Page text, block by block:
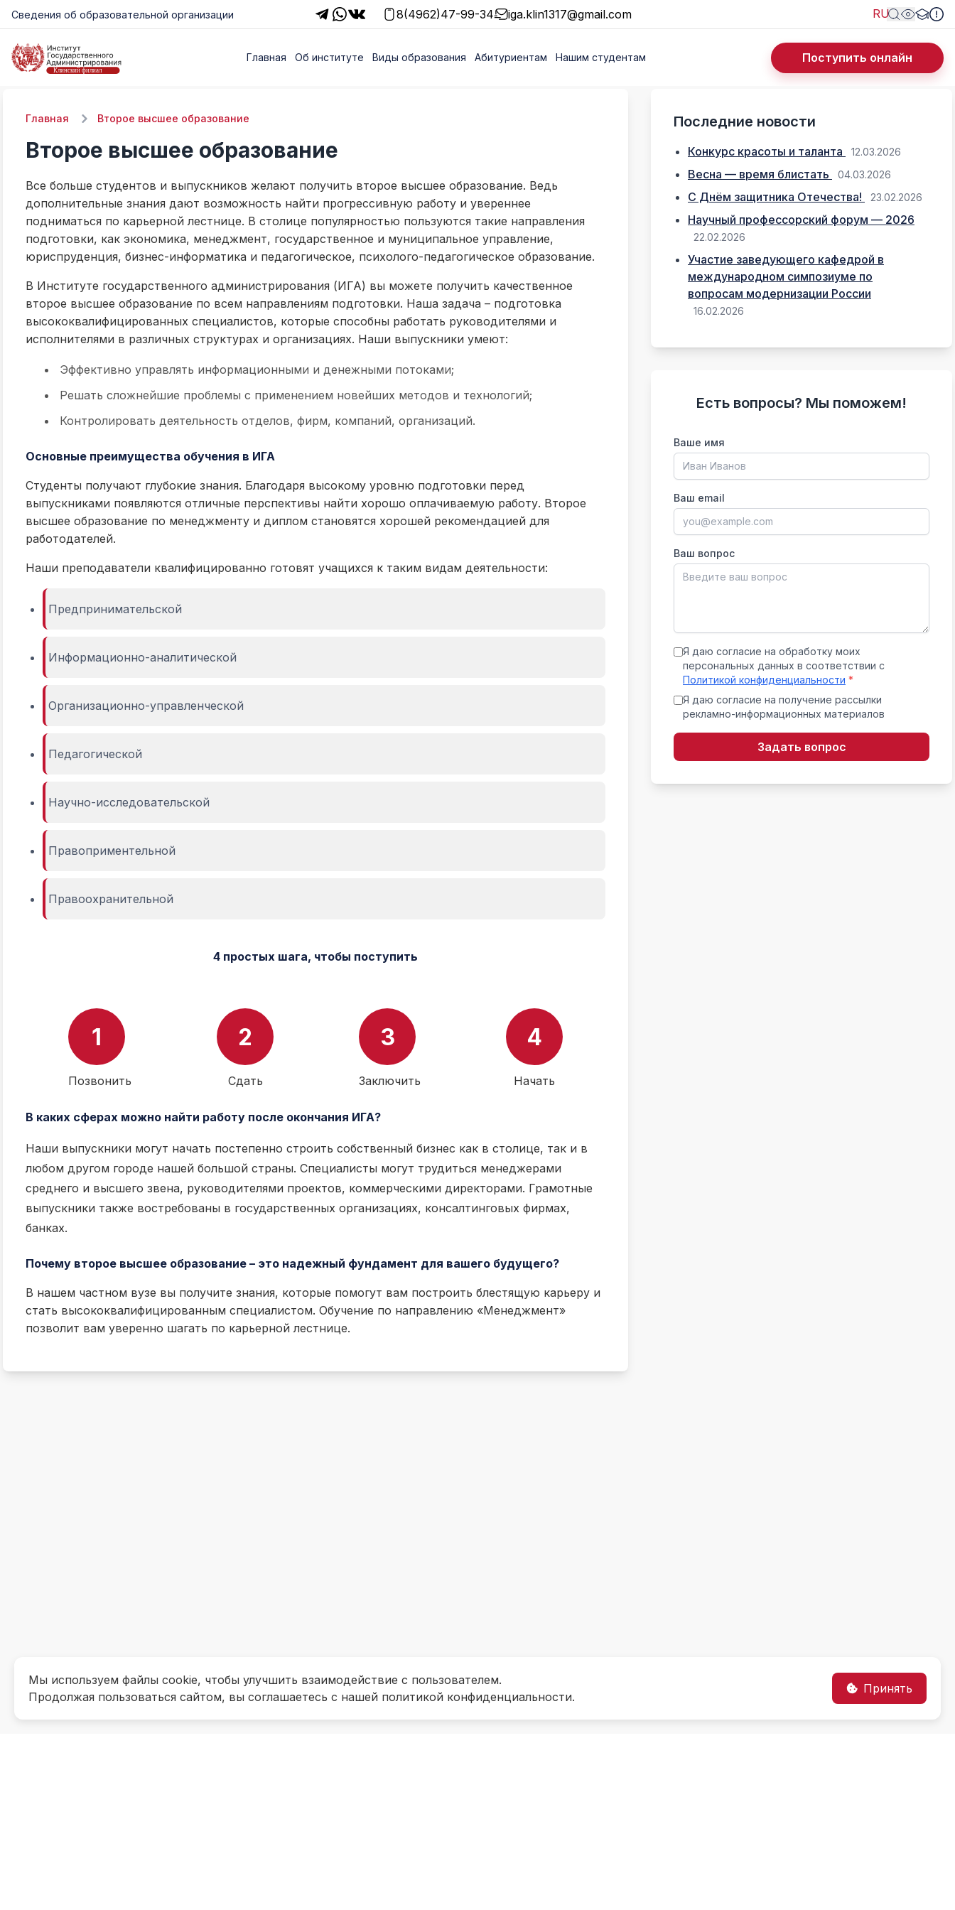
Сведения об образовательной организации 8(4962)47-99-34 iga.klin1317@gmail.com RU
Главная Об институте Виды образования Абитуриентам Нашим студентам Поступить онлайн
Главная Второе высшее образование
Второе высшее образование
Все больше студентов и выпускников желают получить второе высшее образование. Ведь
дополнительные знания дают возможность найти прогрессивную работу и увереннее
подниматься по карьерной лестнице. В столице популярностью пользуются такие направления
подготовки, как экономика, менеджмент, государственное и муниципальное управление,
юриспруденция, бизнес-информатика и педагогическое, психолого-педагогическое образование.
В Институте государственного администрирования (ИГА) вы можете получить качественное
второе высшее образование по всем направлениям подготовки. Наша задача – подготовка
высококвалифицированных специалистов, которые способны работать руководителями и
исполнителями в различных структурах и организациях. Наши выпускники умеют:
Эффективно управлять информационными и денежными потоками;
Решать сложнейшие проблемы с применением новейших методов и технологий;
Контролировать деятельность отделов, фирм, компаний, организаций.
Основные преимущества обучения в ИГА
Студенты получают глубокие знания. Благодаря высокому уровню подготовки перед
выпускниками появляются отличные перспективы найти хорошо оплачиваемую работу. Второе
высшее образование по менеджменту и диплом становятся хорошей рекомендацией для
работодателей.
Наши преподаватели квалифицированно готовят учащихся к таким видам деятельности:
Предпринимательской
Информационно-аналитической
Организационно-управленческой
Педагогической
Научно-исследовательской
Правоприментельной
Правоохранительной
4 простых шага, чтобы поступить
1
Позвонить
2
Сдать
3
Заключить
4
Начать
В каких сферах можно найти работу после окончания ИГА?
Наши выпускники могут начать постепенно строить собственный бизнес как в столице, так и в
любом другом городе нашей большой страны. Специалисты могут трудиться менеджерами
среднего и высшего звена, руководителями проектов, коммерческими директорами. Грамотные
выпускники также востребованы в государственных организациях, консалтинговых фирмах,
банках.
Почему второе высшее образование – это надежный фундамент для вашего будущего?
В нашем частном вузе вы получите знания, которые помогут вам построить блестящую карьеру и
стать высококвалифицированным специалистом. Обучение по направлению «Менеджмент»
позволит вам уверенно шагать по карьерной лестнице.
Последние новости
Конкурс красоты и таланта 12.03.2026
Весна — время блистать 04.03.2026
С Днём защитника Отечества! 23.02.2026
Научный профессорский форум — 2026
22.02.2026
Участие заведующего кафедрой в
международном симпозиуме по
вопросам модернизации России
16.02.2026
Есть вопросы? Мы поможем!
Ваше имя
Ваш email
Ваш вопрос
Я даю согласие на обработку моих
персональных данных в соответствии с
Политикой конфиденциальности *
Я даю согласие на получение рассылки
рекламно-информационных материалов
Задать вопрос
Мы используем файлы cookie, чтобы улучшить взаимодействие с пользователем.
Продолжая пользоваться сайтом, вы соглашаетесь с нашей политикой конфиденциальности.
Принять